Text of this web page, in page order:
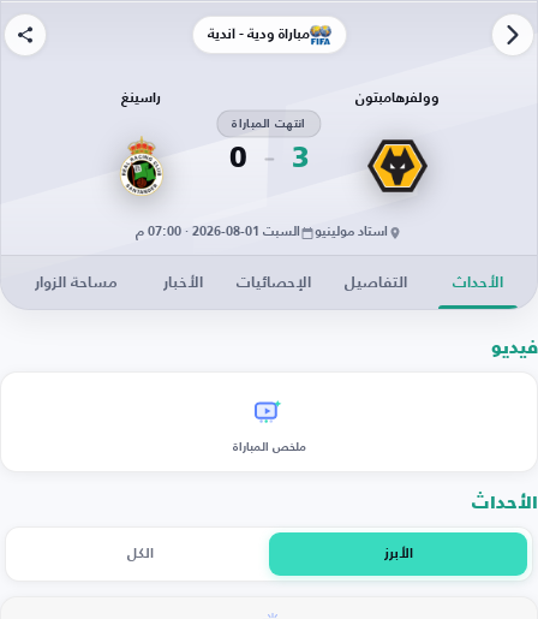
مباراة ودية - أندية
وولفرهامبتون
3
انتهت المباراة
0
راسينغ
استاد مولينيو السبت 01-08-2026 · 07:00 م
الأحداث التفاصيل الإحصائيات الأخبار مساحة الزوار
فيديو
ملخص المباراة
الأحداث
الأبرز الكل